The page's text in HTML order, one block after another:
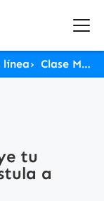
línea Clase Magistral: Construye tu Modelo de Negocio y Postula a Fondos Públicos
tu
a